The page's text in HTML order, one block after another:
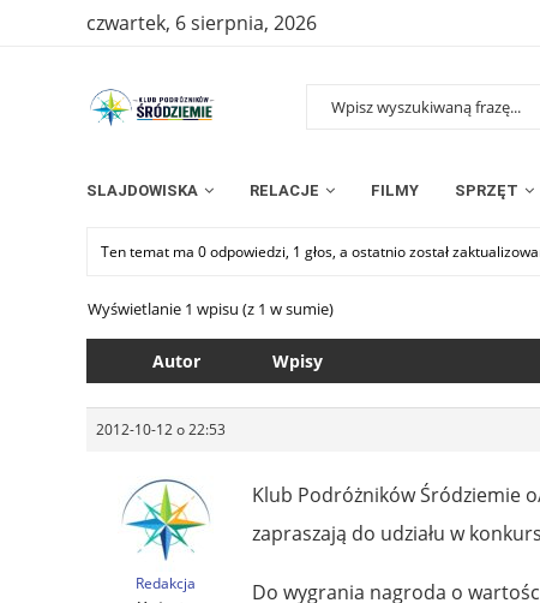
czwartek, 6 sierpnia, 2026
SLAJDOWISKA RELACJE FILMY SPRZĘT
Ten temat ma 0 odpowiedzi, 1 głos, a ostatnio został
Wyświetlanie 1 wpisu (z 1 w sumie)
Autor Wpisy
2012-10-12 o 22:53
Redakcja
Klub Podróżników Śródziemie
zapraszają do udziału w
Do wygrania nagroda o